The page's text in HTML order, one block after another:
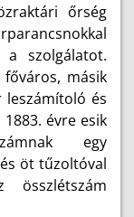
őrség
szolgálatot.
másik
leszámítoló és
évre esik
egy
öt tűzoltóval
összlétszám